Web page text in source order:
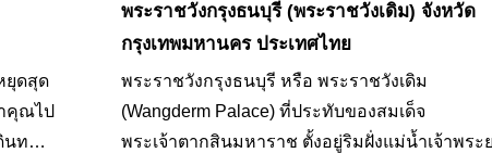
ยุดสุด
คุณไป
นทาง
พระราชวังกรุงธนบุรี (พระราชวังเดิม) จังหวัด
กรุงเทพมหานคร ประเทศไทย
พระราชวังกรุงธนบุรี หรือ พระราชวังเดิม
(Wangderm Palace) ที่ประทับของสมเด็จ
พระเจ้าตากสินมหาราช ตั้งอยู่ริมฝั่งแม่น้ำเจ้าพระ